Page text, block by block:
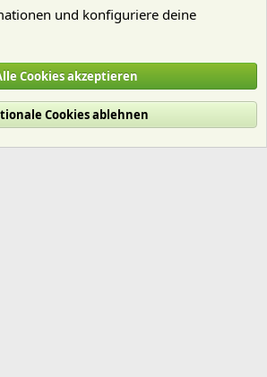
(Du)
Datenschutz Hilfe und Impressum
und konfiguriere deine
Cookies akzeptieren
Cookies ablehnen